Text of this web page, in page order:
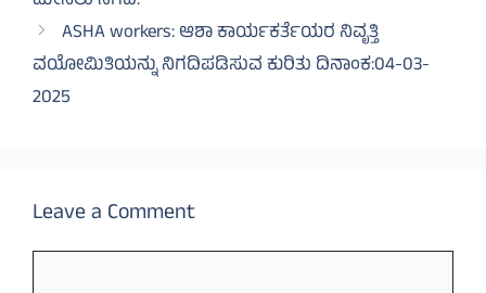
ASHA workers: ಆಶಾ ಕಾರ್ಯಕರ್ತೆಯರ ನಿವೃತ್ತಿ
ವಯೋಮಿತಿಯನ್ನು ನಿಗದಿಪಡಿಸುವ ಕುರಿತು ದಿನಾಂಕ:04-03-
2025
Leave a Comment